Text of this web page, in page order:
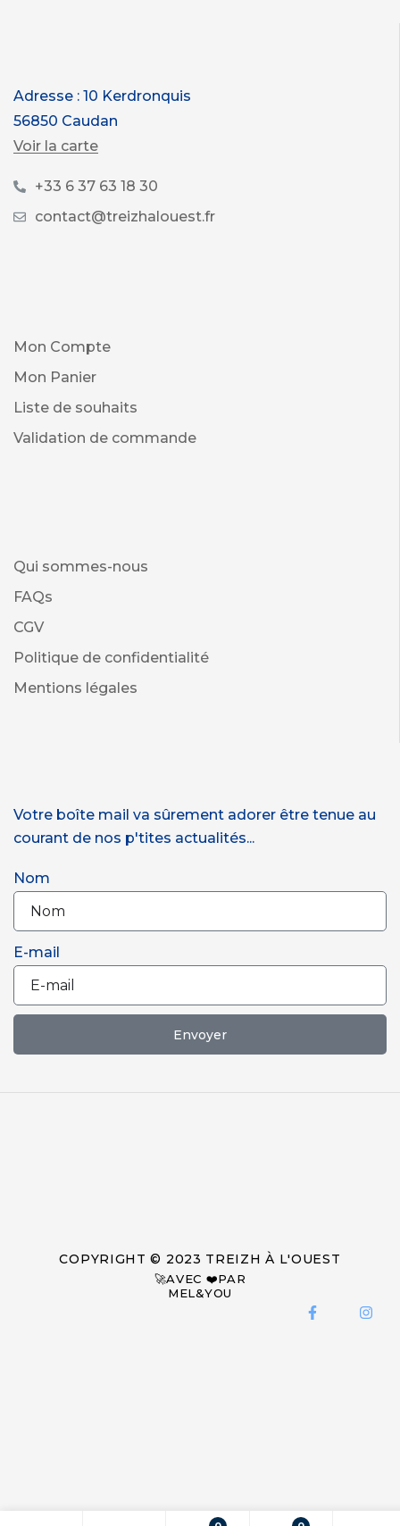
Adresse : 10 Kerdronquis
56850 Caudan
Voir la carte
+33 6 37 63 18 30
contact@treizhalouest.fr
Mon Compte
Mon Panier
Liste de souhaits
Validation de commande
Qui sommes-nous
FAQs
CGV
Politique de confidentialité
Mentions légales
Votre boîte mail va sûrement adorer être tenue au
courant de nos p'tites actualités...
Nom
E-mail
Envoyer
COPYRIGHT © 2023 TREIZH À L'OUEST
🚀AVEC ❤️PAR
MEL&YOU